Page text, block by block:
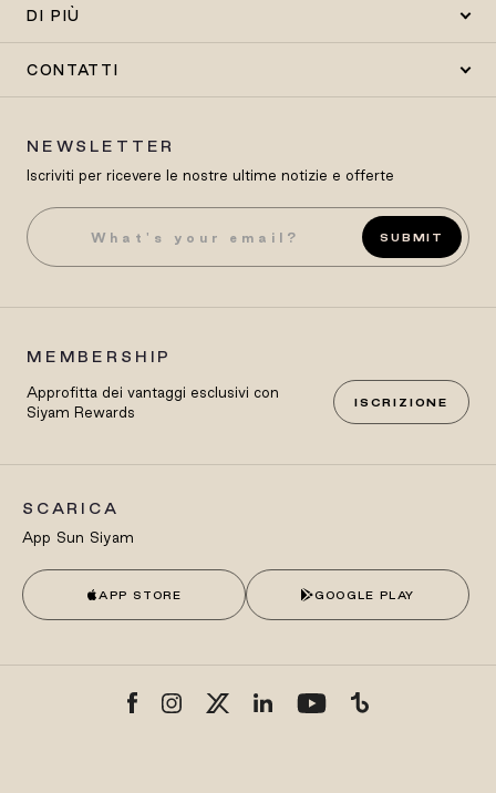
DI PIÙ
CONTATTI
NEWSLETTER
Iscriviti per ricevere le nostre ultime notizie e offerte
SUBMIT
MEMBERSHIP
Approfitta dei vantaggi esclusivi con
Siyam Rewards
ISCRIZIONE
SCARICA
App Sun Siyam
APP STORE GOOGLE PLAY